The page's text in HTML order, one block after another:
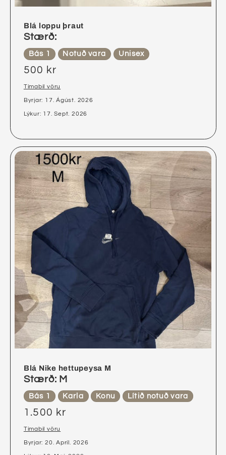
Blá loppu þraut
Stærð:
Bás 1 Notuð vara Unisex
500 kr
Tímabil vöru
Byrjar: 17. Ágúst. 2026
Lýkur: 17. Sept. 2026
Blá Nike hettupeysa M
Stærð: M
Bás 1 Karla Konu Lítið notuð vara
1.500 kr
Tímabil vöru
Byrjar: 20. Apríl. 2026